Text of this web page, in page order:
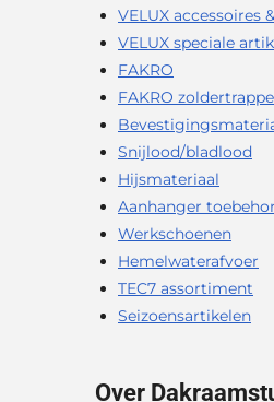
VELUX accessoires
VELUX speciale
FAKRO
FAKRO
Snijlood/bladlood
Hijsmateriaal
Aanhanger
Werkschoenen
Hemelwaterafvoer
TEC7 assortiment
Seizoensartikelen
Over